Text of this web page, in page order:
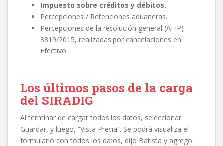
Impuesto sobre créditos y débitos.
Percepciones / Retenciones aduaneras.
Percepciones de la resolución general (AFIP)
3819/2015, realizadas por cancelaciones en
Efectivo.
Los últimos pasos de la carga
del SIRADIG
Al terminar de cargar todos los datos, seleccionar
Guardar, y luego, “Vista Previa”. Se podrá visualiza el
formulario con todos los datos, dijo Batista y agregó: